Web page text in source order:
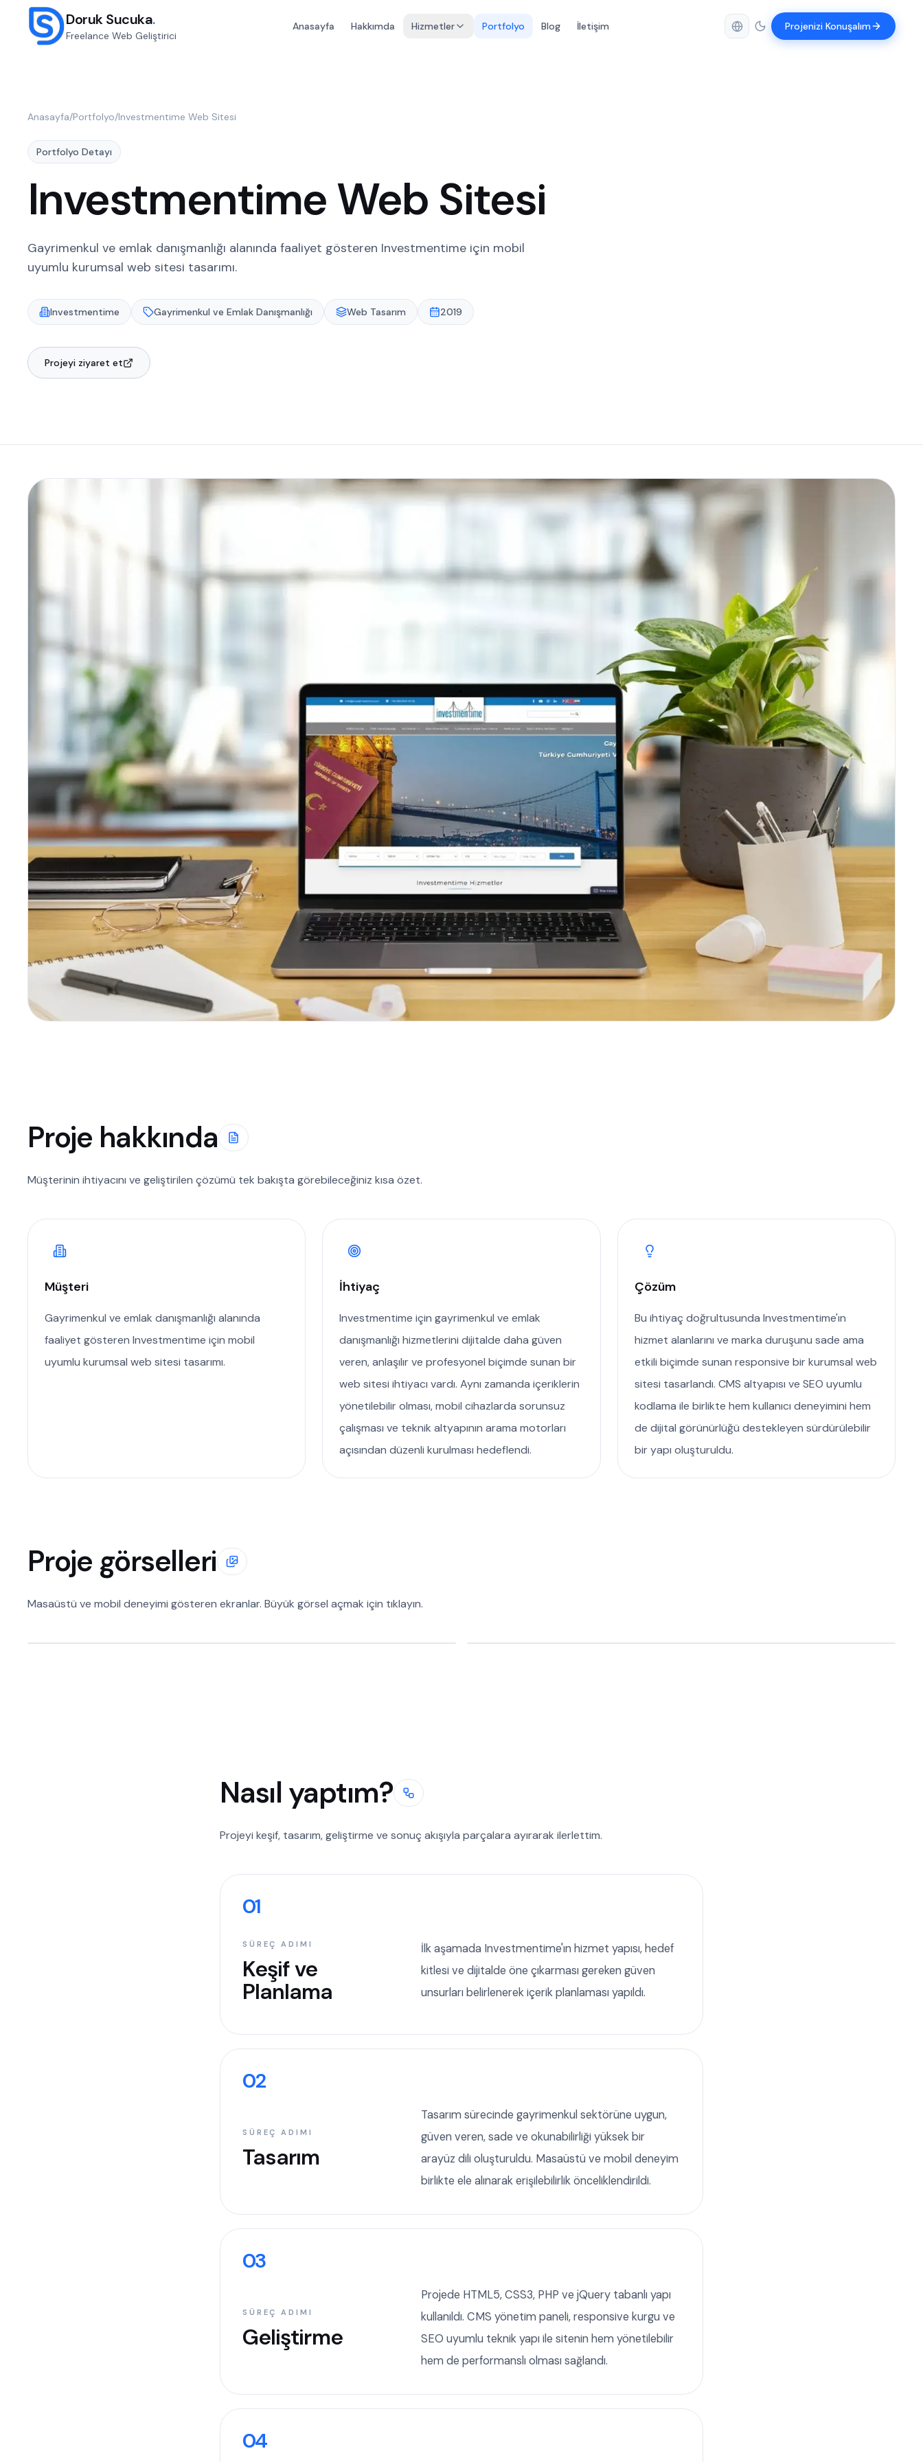
Doruk Sucuka.
Freelance Web Geliştirici
Anasayfa Hakkımda Hizmetler Portfolyo Blog İletişim Projenizi Konuşalım
Anasayfa/Portfolyo/Investmentime Web Sitesi
Portfolyo Detayı
Investmentime Web Sitesi
Gayrimenkul ve emlak danışmanlığı alanında faaliyet gösteren Investmentime için mobil
uyumlu kurumsal web sitesi tasarımı.
Investmentime Gayrimenkul ve Emlak Danışmanlığı Web Tasarım 2019
Projeyi ziyaret et
Proje hakkında
Müşterinin ihtiyacını ve geliştirilen çözümü tek bakışta görebileceğiniz kısa özet.
Müşteri
Gayrimenkul ve emlak danışmanlığı alanında
faaliyet gösteren Investmentime için mobil
uyumlu kurumsal web sitesi tasarımı.
İhtiyaç
Investmentime için gayrimenkul ve emlak
danışmanlığı hizmetlerini dijitalde daha güven
veren, anlaşılır ve profesyonel biçimde sunan bir
web sitesi ihtiyacı vardı. Aynı zamanda içeriklerin
yönetilebilir olması, mobil cihazlarda sorunsuz
çalışması ve teknik altyapının arama motorları
açısından düzenli kurulması hedeflendi.
Çözüm
Bu ihtiyaç doğrultusunda Investmentime'ın
hizmet alanlarını ve marka duruşunu sade ama
etkili biçimde sunan responsive bir kurumsal web
sitesi tasarlandı. CMS altyapısı ve SEO uyumlu
kodlama ile birlikte hem kullanıcı deneyimini hem
de dijital görünürlüğü destekleyen sürdürülebilir
bir yapı oluşturuldu.
Proje görselleri
Masaüstü ve mobil deneyimi gösteren ekranlar. Büyük görsel açmak için tıklayın.
Nasıl yaptım?
Projeyi keşif, tasarım, geliştirme ve sonuç akışıyla parçalara ayırarak ilerlettim.
01
SÜREÇ ADIMI
Keşif ve
Planlama
İlk aşamada Investmentime'ın hizmet yapısı, hedef
kitlesi ve dijitalde öne çıkarması gereken güven
unsurları belirlenerek içerik planlaması yapıldı.
02
SÜREÇ ADIMI
Tasarım
Tasarım sürecinde gayrimenkul sektörüne uygun,
güven veren, sade ve okunabilirliği yüksek bir
arayüz dili oluşturuldu. Masaüstü ve mobil deneyim
birlikte ele alınarak erişilebilirlik önceliklendirildi.
03
SÜREÇ ADIMI
Geliştirme
Projede HTML5, CSS3, PHP ve jQuery tabanlı yapı
kullanıldı. CMS yönetim paneli, responsive kurgu ve
SEO uyumlu teknik yapı ile sitenin hem yönetilebilir
hem de performanslı olması sağlandı.
04